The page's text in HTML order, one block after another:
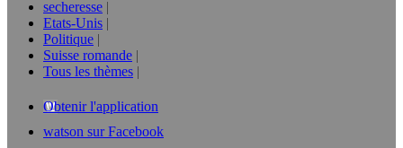
secheresse
Etats-Unis
Politique
Suisse romande
Tous les thèmes
Obtenir l'application
watson sur Facebook